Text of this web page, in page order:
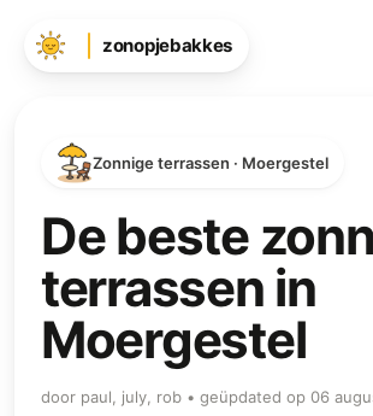
zonopjebakkes
Zonnige terrassen · Moergestel
De beste
terrassen in
Moergestel
door paul, july, rob • geüpdated op 06